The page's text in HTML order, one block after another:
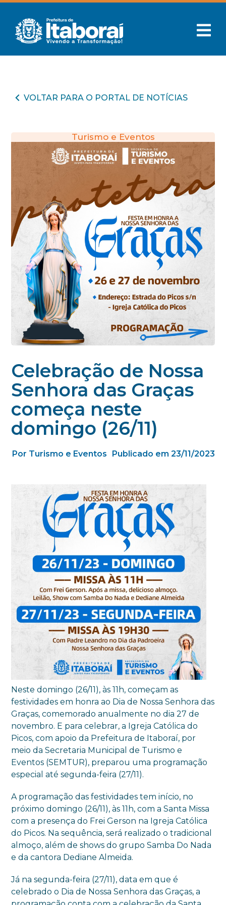
VOLTAR PARA O PORTAL DE NOTÍCIAS
Turismo e Eventos
Celebração de Nossa
Senhora das Graças
começa neste
domingo (26/11)
Por Turismo e Eventos Publicado em 23/11/2023
Neste domingo (26/11), às 11h, começam as
festividades em honra ao Dia de Nossa Senhora das
Graças, comemorado anualmente no dia 27 de
novembro. E para celebrar, a Igreja Católica do
Picos, com apoio da Prefeitura de Itaboraí, por
meio da Secretaria Municipal de Turismo e
Eventos (SEMTUR), preparou uma programação
especial até segunda-feira (27/11).
A programação das festividades tem início, no
próximo domingo (26/11), às 11h, com a Santa Missa
com a presença do Frei Gerson na Igreja Católica
do Picos. Na sequência, será realizado o tradicional
almoço, além de shows do grupo Samba Do Nada
e da cantora Dediane Almeida.
Já na segunda-feira (27/11), data em que é
celebrado o Dia de Nossa Senhora das Graças, a